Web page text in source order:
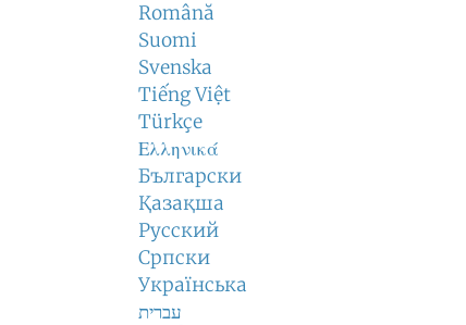
Română
Suomi
Svenska
Tiếng Việt
Türkçe
Ελληνικά
Български
Қазақша
Русский
Српски
Українська
עברית